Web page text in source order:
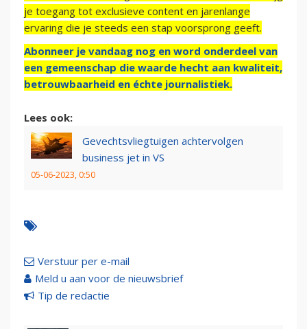
je toegang tot exclusieve content en jarenlange
ervaring die je steeds een stap voorsprong geeft.
Abonneer je vandaag nog en word onderdeel van
een gemeenschap die waarde hecht aan kwaliteit,
betrouwbaarheid en échte journalistiek.
Lees ook:
Gevechtsvliegtuigen achtervolgen
business jet in VS
05-06-2023, 0:50
Verstuur per e-mail
Meld u aan voor de nieuwsbrief
Tip de redactie